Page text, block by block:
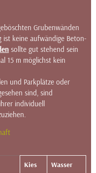
Grubenwänden
ist keine aufwändige Beton-
sollte gut stehend sein
15 m möglichst kein
und Parkplätze oder
sind, sind
individuell
Kies Wasser